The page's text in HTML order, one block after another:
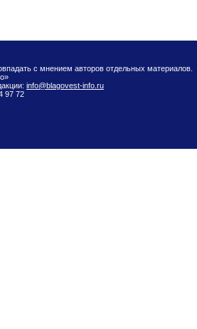
с мнением авторов отдельных материалов.
info@blagovest-info.ru
97 72